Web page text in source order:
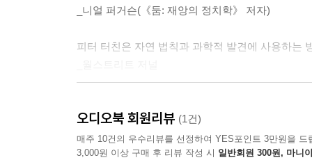
_니얼 퍼거슨(《둠: 재앙의 정치학》 저자)
피터 터친은 자연 법칙과 과학적 발견에 사용하는
데이터 기반의 설명이 놀랍도록 명쾌하다.
_가디언
오디오북 회원리뷰 (1건)
매주 10건의 우수리뷰를 선정하여 YES포인트 3만원을 드
3,000원 이상 구매 후 리뷰 작성 시 일반회원 300원, 마니